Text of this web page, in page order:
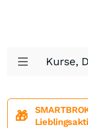
Kurse,
🎁